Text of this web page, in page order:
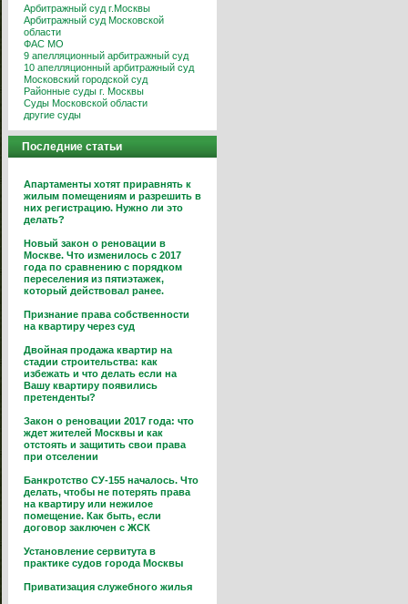
Арбитражный суд г.Москвы
Арбитражный суд Московской
области
ФАС МО
9 апелляционный арбитражный суд
10 апелляционный арбитражный суд
Московский городской суд
Районные суды г. Москвы
Суды Московской области
другие суды
Последние статьи
Апартаменты хотят приравнять к
жилым помещениям и разрешить в
них регистрацию. Нужно ли это
делать?
Новый закон о реновации в
Москве. Что изменилось с 2017
года по сравнению с порядком
переселения из пятиэтажек,
который действовал ранее.
Признание права собственности
на квартиру через суд
Двойная продажа квартир на
стадии строительства: как
избежать и что делать если на
Вашу квартиру появились
претенденты?
Закон о реновации 2017 года: что
ждет жителей Москвы и как
отстоять и защитить свои права
при отселении
Банкротство СУ-155 началось. Что
делать, чтобы не потерять права
на квартиру или нежилое
помещение. Как быть, если
договор заключен с ЖСК
Установление сервитута в
практике судов города Москвы
Приватизация служебного жилья